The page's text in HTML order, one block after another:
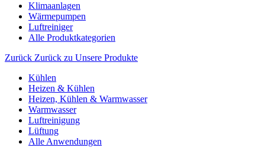
Klimaanlagen
Wärmepumpen
Luftreiniger
Alle Produktkategorien
Zurück Zurück zu Unsere Produkte
Kühlen
Heizen & Kühlen
Heizen, Kühlen & Warmwasser
Warmwasser
Luftreinigung
Lüftung
Alle Anwendungen